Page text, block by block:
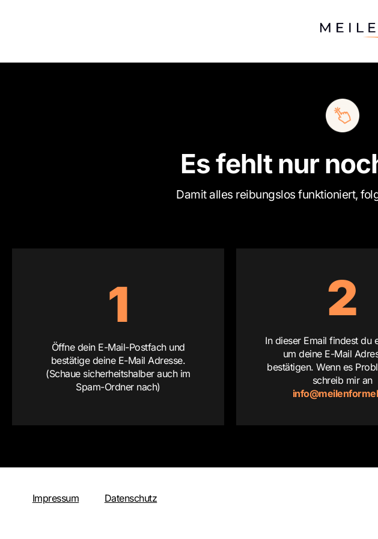
Es fehlt nur
Damit alles reibungslos funktioniert,
1
Öffne dein E-Mail-Postfach und
bestätige deine E-Mail Adresse.
(Schaue sicherheitshalber auch im
Spam-Ordner nach)
2
In dieser Email findest du
um deine E-Mail
bestätigen. Wenn es
schreib mir an
Impressum Datenschutz